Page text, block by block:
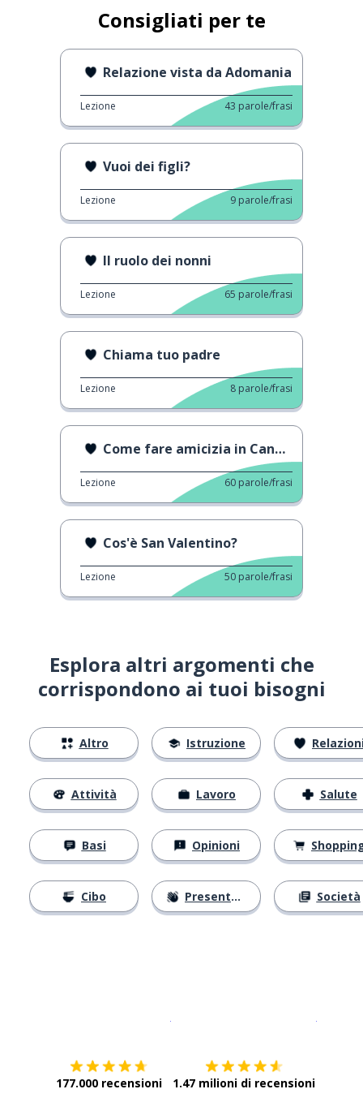
Consigliati per te
Relazione vista da Adomania
Lezione 43 parole/frasi
Vuoi dei figli?
Lezione 9 parole/frasi
Il ruolo dei nonni
Lezione 65 parole/frasi
Chiama tuo padre
Lezione 8 parole/frasi
Come fare amicizia in Canada
Lezione 60 parole/frasi
Cos'è San Valentino?
Lezione 50 parole/frasi
Esplora altri argomenti che
corrispondono ai tuoi bisogni
Altro
Attività
Basi
Cibo
Istruzione
Lavoro
Opinioni
Presentarsi
Salute
Società
177.000 recensioni 1.47 milioni di recensioni